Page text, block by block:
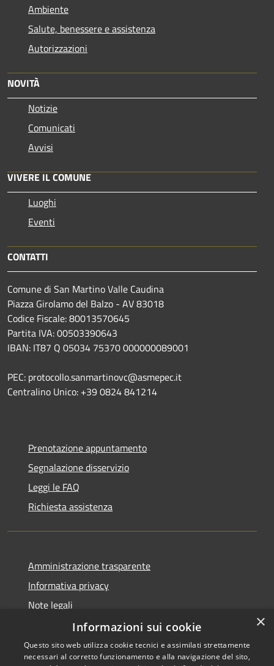
Ambiente
Salute, benessere e assistenza
Autorizzazioni
NOVITÀ
Notizie
Comunicati
Avvisi
VIVERE IL COMUNE
Luoghi
Eventi
CONTATTI
Comune di San Martino Valle Caudina
Piazza Girolamo del Balzo - AV 83018
Codice Fiscale: 80013570645
Partita IVA: 00503390643
IBAN: IT87 Q 05034 75370 000000089001
PEC: protocollo.sanmartinovc@asmepec.it
Centralino Unico: +39 0824 841214
Prenotazione appuntamento
Segnalazione disservizio
Leggi le FAQ
Richiesta assistenza
Amministrazione trasparente
Informativa privacy
Note legali
Dichiarazione di accessibilità
×
Informazioni sui cookie
Questo sito web utilizza cookie tecnici e assimilati strettamente
necessari al corretto funzionamento e alla navigazione del sito,